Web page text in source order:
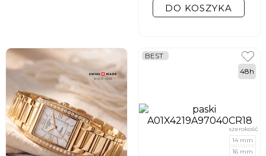
DO KOSZYKA
BEST
szerokość
14 mm
16 mm
48h